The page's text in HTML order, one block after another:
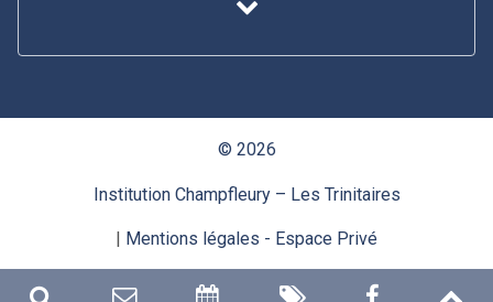
© 2026
Institution Champfleury – Les Trinitaires
| Mentions légales - Espace Privé